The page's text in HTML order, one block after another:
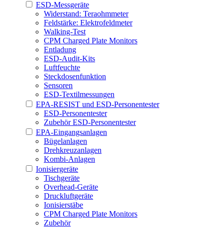
ESD-Messgeräte
Widerstand: Teraohmmeter
Feldstärke: Elektrofeldmeter
Walking-Test
CPM Charged Plate Monitors
Entladung
ESD-Audit-Kits
Luftfeuchte
Steckdosenfunktion
Sensoren
ESD-Textilmessungen
EPA-RESIST und ESD-Personentester
ESD-Personentester
Zubehör ESD-Personentester
EPA-Eingangsanlagen
Bügelanlagen
Drehkreuzanlagen
Kombi-Anlagen
Ionisiergeräte
Tischgeräte
Overhead-Geräte
Druckluftgeräte
Ionisierstäbe
CPM Charged Plate Monitors
Zubehör